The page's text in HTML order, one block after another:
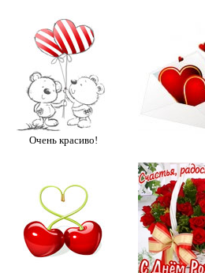
Очень красиво!